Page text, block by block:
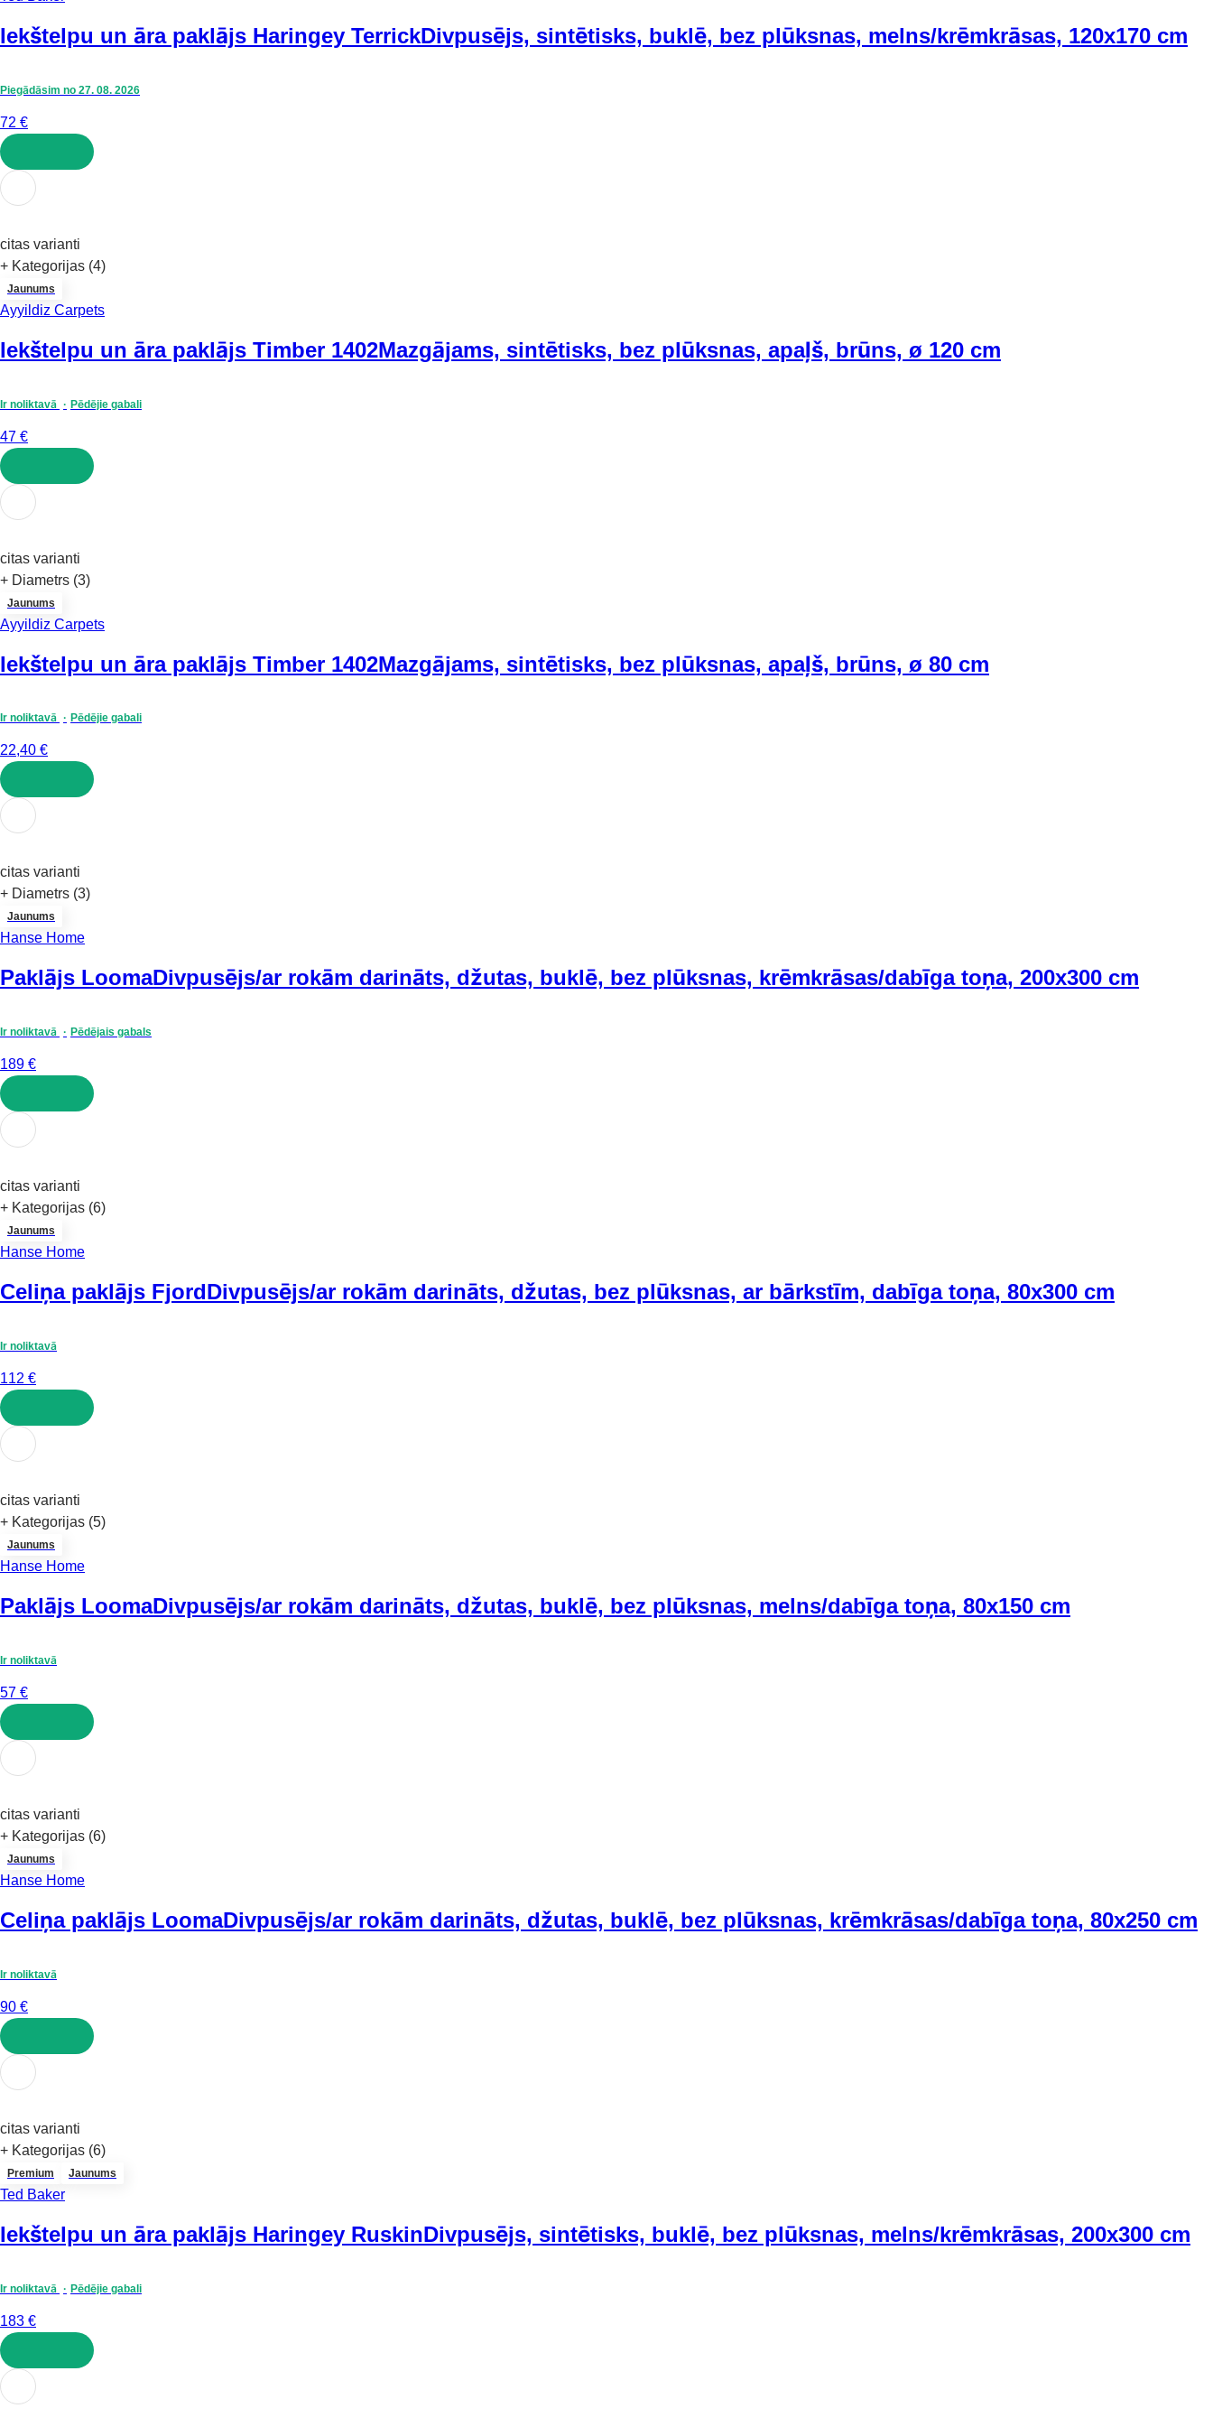
Iekštelpu un āra paklājs Haringey TerrickDivpusējs, sintētisks, buklē, bez plūksnas, melns/krēmkrāsas, 120x170 cm
Piegādāsim no 27. 08. 2026
72 €
LIKT GROZĀ
citas varianti
+ Kategorijas (4)
Jaunums
Ayyildiz Carpets
Iekštelpu un āra paklājs Timber 1402Mazgājams, sintētisks, bez plūksnas, apaļš, brūns, ø 120 cm
Ir noliktavā Pēdējie gabali
47 €
LIKT GROZĀ
citas varianti
+ Diametrs (3)
Jaunums
Ayyildiz Carpets
Iekštelpu un āra paklājs Timber 1402Mazgājams, sintētisks, bez plūksnas, apaļš, brūns, ø 80 cm
Ir noliktavā Pēdējie gabali
22,40 €
LIKT GROZĀ
citas varianti
+ Diametrs (3)
Jaunums
Hanse Home
Paklājs LoomaDivpusējs/ar rokām darināts, džutas, buklē, bez plūksnas, krēmkrāsas/dabīga toņa, 200x300 cm
Ir noliktavā Pēdējais gabals
189 €
LIKT GROZĀ
citas varianti
+ Kategorijas (6)
Jaunums
Hanse Home
Celiņa paklājs FjordDivpusējs/ar rokām darināts, džutas, bez plūksnas, ar bārkstīm, dabīga toņa, 80x300 cm
Ir noliktavā
112 €
LIKT GROZĀ
citas varianti
+ Kategorijas (5)
Jaunums
Hanse Home
Paklājs LoomaDivpusējs/ar rokām darināts, džutas, buklē, bez plūksnas, melns/dabīga toņa, 80x150 cm
Ir noliktavā
57 €
LIKT GROZĀ
citas varianti
+ Kategorijas (6)
Jaunums
Hanse Home
Celiņa paklājs LoomaDivpusējs/ar rokām darināts, džutas, buklē, bez plūksnas, krēmkrāsas/dabīga toņa, 80x250 cm
Ir noliktavā
90 €
LIKT GROZĀ
citas varianti
+ Kategorijas (6)
Premium Jaunums
Ted Baker
Iekštelpu un āra paklājs Haringey RuskinDivpusējs, sintētisks, buklē, bez plūksnas, melns/krēmkrāsas, 200x300 cm
Ir noliktavā Pēdējie gabali
183 €
LIKT GROZĀ